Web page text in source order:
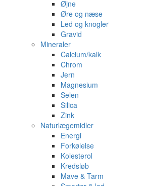
Øjne
Øre og næse
Led og knogler
Gravid
Mineraler
Calcium/kalk
Chrom
Jern
Magnesium
Selen
Silica
Zink
Naturlægemidler
Energi
Forkølelse
Kolesterol
Kredsløb
Mave & Tarm